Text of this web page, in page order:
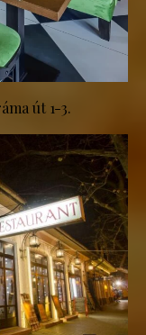
út 1-3.